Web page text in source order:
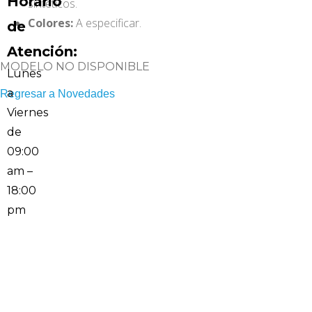
sinteticos.
Colores:A especificar.
MODELO NO DISPONIBLE
Regresar a Novedades
de
Atención:
Lunes
a
Viernes
de
09:00
am –
18:00
pm